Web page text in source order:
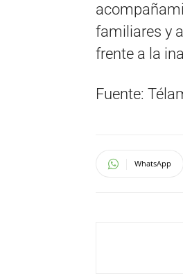
familiares y
frente a la
Fuente:
WhatsApp